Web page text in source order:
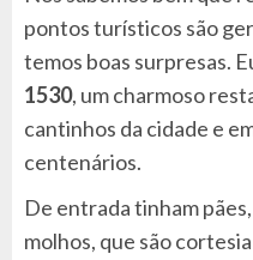
pontos turísticos são
temos boas surpresas.
1530, um charmoso
cantinhos da cidade e
centenários.
De entrada tinham
molhos, que são